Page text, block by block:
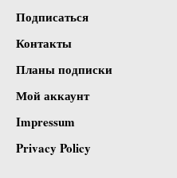
Подписаться
Контакты
Планы подписки
Мой аккаунт
Impressum
Privacy Policy